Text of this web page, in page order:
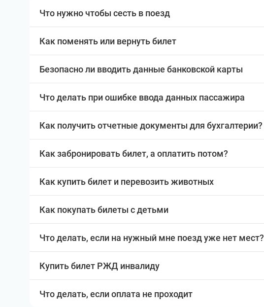
Что нужно чтобы сесть в поезд
Как поменять или вернуть билет
Безопасно ли вводить данные банковской карты
Что делать при ошибке ввода данных пассажира
Как получить отчетные документы для бухгалтерии?
Как забронировать билет, а оплатить потом?
Как купить билет и перевозить животных
Как покупать билеты с детьми
Что делать, если на нужный мне поезд уже нет мест?
Купить билет РЖД инвалиду
Что делать, если оплата не проходит